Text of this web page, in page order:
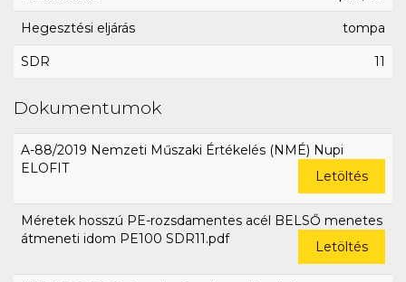
Hegesztési eljárás tompa
SDR 11
Dokumentumok
A-88/2019 Nemzeti Műszaki Értékelés (NMÉ) Nupi
ELOFIT
Letöltés
Méretek hosszú PE-rozsdamentes acél BELSŐ menetes
átmeneti idom PE100 SDR11.pdf
Letöltés